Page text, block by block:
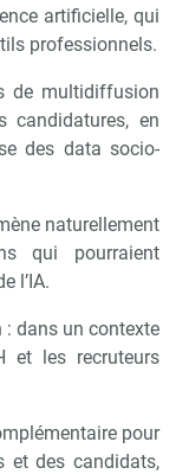
artificielle, qui
professionnels.
de multidiffusion
candidatures, en
des data socio-
naturellement
qui pourraient
l’IA.
: dans un contexte
et les recruteurs
pour
et des candidats,